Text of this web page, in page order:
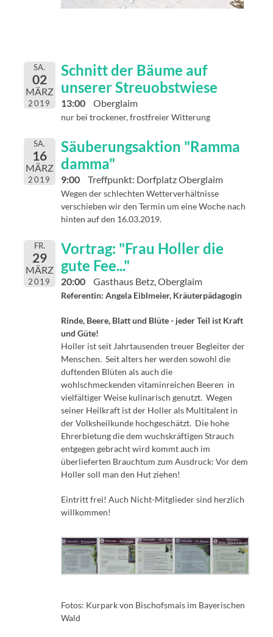
SA.
02
MÄRZ
2019
Schnitt der Bäume auf
unserer Streuobstwiese
13:00 Oberglaim
nur bei trockener, frostfreier Witterung
SA.
16
MÄRZ
2019
Säuberungsaktion "Ramma
damma"
9:00 Treffpunkt: Dorfplatz Oberglaim
Wegen der schlechten Wetterverhältnisse
verschieben wir den Termin um eine Woche nach
hinten auf den 16.03.2019.
FR.
29
MÄRZ
2019
Vortrag: "Frau Holler die
gute Fee..."
20:00 Gasthaus Betz, Oberglaim
Referentin: Angela Eiblmeier, Kräuterpädagogin
Rinde, Beere, Blatt und Blüte - jeder Teil ist Kraft
und Güte!
Holler ist seit Jahrtausenden treuer Begleiter der
Menschen. Seit alters her werden sowohl die
duftenden Blüten als auch die
wohlschmeckenden vitaminreichen Beeren in
vielfältiger Weise kulinarisch genutzt. Wegen
seiner Heilkraft ist der Holler als Multitalent in
der Volksheilkunde hochgeschätzt. Die hohe
Ehrerbietung die dem wuchskräftigen Strauch
entgegen gebracht wird kommt auch im
überlieferten Brauchtum zum Ausdruck: Vor dem
Holler soll man den Hut ziehen!
Eintritt frei! Auch Nicht-Mitglieder sind herzlich
willkommen!
Fotos: Kurpark von Bischofsmais im Bayerischen
Wald